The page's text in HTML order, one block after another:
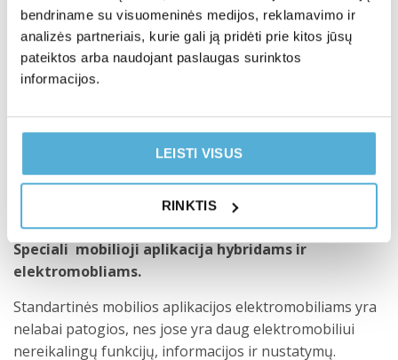
bendriname su visuomeninės medijos, reklamavimo ir
analizės partneriais, kurie gali ją pridėti prie kitos jūsų
pateiktos arba naudojant paslaugas surinktos
informacijos.
LEISTI VISUS
RINKTIS
sumontuota, borto sistemų ypatybes. Tai gali būti labai
sudėtingas daugiapakopis algoritmas, kuriame
atsižvelgiama į daugiau nei keliolika parametrų, tačiau
dėl to visiškai teisingas blokavimo veikimas ir
jokių sunkių manipuliacijų ar nustatymų – Pandora
įjungia visus reikiamus algoritmus, priklausomai nuo
automobilio. Tai reiškia, kad klaidų rizika taip pat
sumažinta iki minimumo.
Speciali mobilioji aplikacija hybridams ir
elektromobliams.
Standartinės mobilios aplikacijos elektromobiliams yra
nelabai patogios, nes jose yra daug elektromobiliui
nereikalingų funkcijų, informacijos ir nustatymų.